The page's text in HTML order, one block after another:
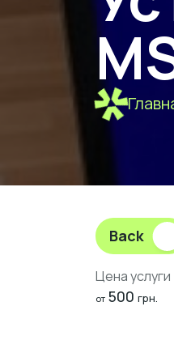
Back
Цена услуги
от 500 грн.